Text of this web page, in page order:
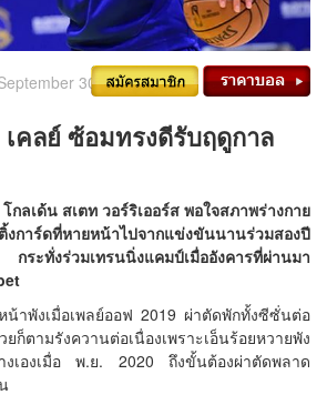
30, 2021
คลย์ ซ้อมทรงดีรับฤดูกาล
ลเด้น สเตท วอร์ริเออร์ส พอใจสภาพร่างกาย
าร์ดที่หายหน้าไปจากแข่งขันนานร่วมสองปี
ระทั่งร่วมเทรนนิ่งแคมป์เมื่ออังคารที่ผ่านมา
น้าพังเมื่อเพลย์ออฟ 2019 ผ่าตัดพักทั้งซีซั่นต่อ
รังควานต่อเนื่องเพราะเอ็นร้อยหวายพัง
งเองเมื่อ พ.ย. 2020 ถึงขั้นต้องผ่าตัดพลาด